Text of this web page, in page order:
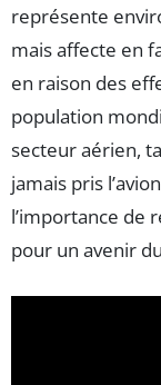
représente
mais affecte en
en raison des
population
secteur aérien,
jamais pris
l’importance de
pour un avenir